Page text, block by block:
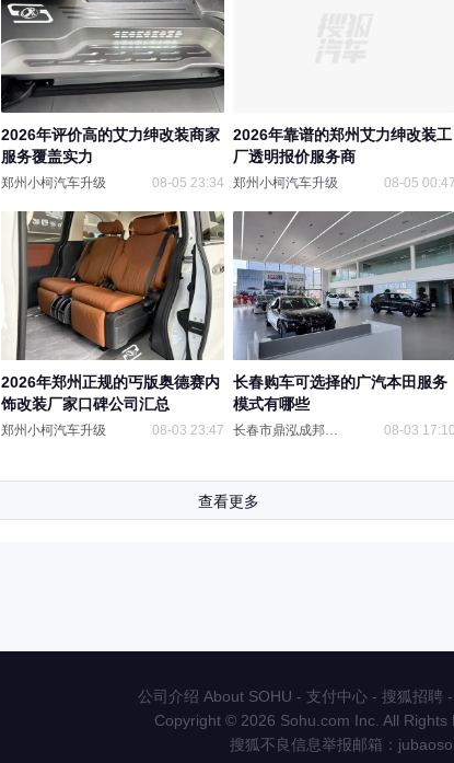
2026年评价高的艾力绅改装商家
服务覆盖实力
郑州小柯汽车升级 08-05 23:34
2026年靠谱的郑州艾力绅改装工
厂透明报价服务商
郑州小柯汽车升级 08-05 00:47
2026年郑州正规的丐版奥德赛内
饰改装厂家口碑公司汇总
郑州小柯汽车升级 08-03 23:47
长春购车可选择的广汽本田服务
模式有哪些
长春市鼎泓成邦汽车 08-03 17:10
查看更多
公司介绍 About SOHU - 支付中心 - 搜狐招聘 -
Copyright © 2026 Sohu.com Inc. All Rights
搜狐不良信息举报邮箱：